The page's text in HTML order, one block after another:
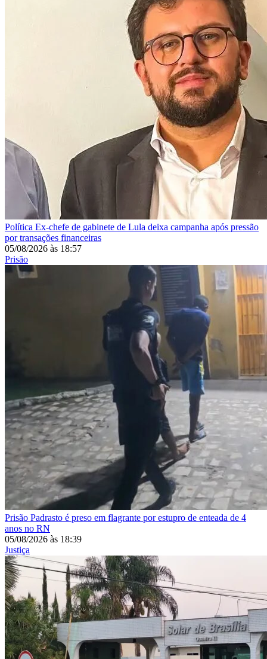
Política Ex-chefe de gabinete de Lula deixa campanha após pressão
por transações financeiras
05/08/2026 às 18:57
Prisão
Prisão Padrasto é preso em flagrante por estupro de enteada de 4
anos no RN
05/08/2026 às 18:39
Justiça